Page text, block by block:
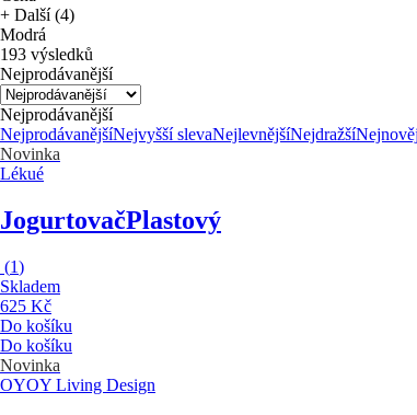
+ Další (4)
Modrá
193 výsledků
Nejprodávanější
Nejprodávanější
NejprodávanějšíNejvyšší slevaNejlevnějšíNejdražší
Novinka
Lékué
JogurtovačPlastový
(1)
Skladem
625 Kč
Do košíku
Do košíku
Novinka
OYOY Living Design